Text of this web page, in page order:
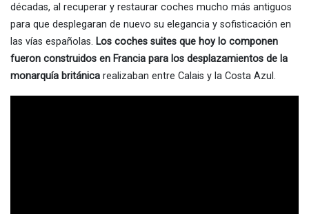
décadas, al recuperar y restaurar coches mucho más antiguos
para que desplegaran de nuevo su elegancia y sofisticación en
las vías españolas. Los coches suites que hoy lo componen
fueron construidos en Francia para los desplazamientos de la
monarquía británica realizaban entre Calais y la Costa Azul.